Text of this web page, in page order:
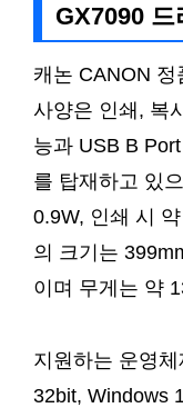
GX7090
캐논 CANON
사양은 인쇄, 복
능과 USB B
를 탑재하고 있
0.9W, 인쇄 시
의 크기는
이며 무게는 약
지원하는 운영
32bit, Windows